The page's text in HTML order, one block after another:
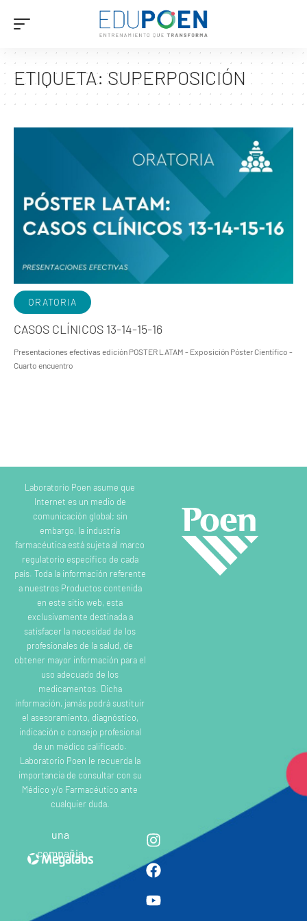
ETIQUETA:SUPERPOSICIÓN
ORATORIA
CASOS CLÍNICOS 13-14-15-16
Presentaciones efectivas edición POSTER LATAM - Exposición Póster Científico -
Cuarto encuentro
Laboratorio Poen asume que
Internet es un medio de
comunicación global; sin
embargo, la industria
farmacéutica está sujeta al marco
regulatorio específico de cada
país. Toda la información referente
a nuestros Productos contenida
en este sitio web, esta
exclusivamente destinada a
satisfacer la necesidad de los
profesionales de la salud, de
obtener mayor información para el
uso adecuado de los
medicamentos. Dicha
información, jamás podrá sustituir
el asesoramiento, diagnóstico,
indicación o consejo profesional
de un médico calificado.
Laboratorio Poen le recuerda la
importancia de consultar con su
Médico y/o Farmacéutico ante
cualquier duda.
una
compañia